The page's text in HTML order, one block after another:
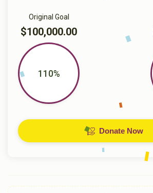
Original Goal
$100,000.00
110%
Donate Now